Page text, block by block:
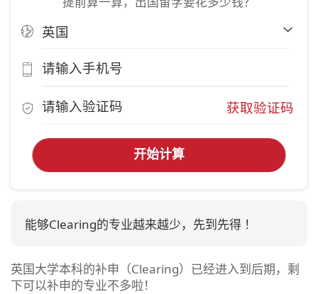
获取验证码
开始计算
能够Clearing的专业越来越少，先到先得 ！
英国大学本科的补申（Clearing）已经进入到后期，剩
下可以补申的专业不多啦！